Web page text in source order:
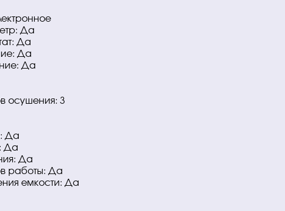
Да
Да
Да
Да
осушения: 3
Да
Да
Да
работы: Да
емкости: Да